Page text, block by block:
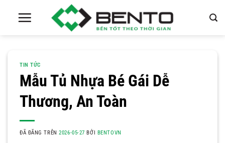
TIN TỨC
Mẫu Tủ Nhựa Bé Gái Dễ
Thương, An Toàn
ĐÃ ĐĂNG TRÊN2026-05-27 BỞI BENTOVN